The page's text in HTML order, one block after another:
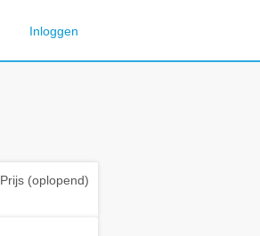
Inloggen
Prijs (oplopend)